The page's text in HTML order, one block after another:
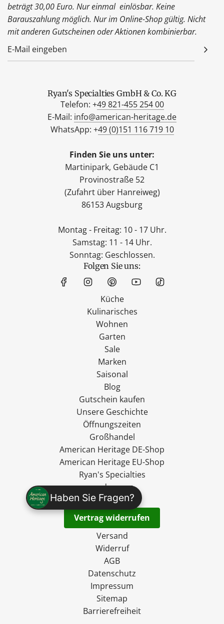
Haben Sie Fragen?
beträgt 30,00 Euro. Nur einmal einlösbar. Keine
Barauszahlung möglich. Nur im Online-Shop gültig. Nicht
mit anderen Gutscheinen oder Aktionen kombinierbar.
Ryan's Specialties GmbH & Co. KG
Telefon: +49 821-455 254 00
E-Mail: info@american-heritage.de
WhatsApp: +49 (0)151 116 719 10
Finden Sie uns unter:
Martinipark, Gebäude C1
Provinostraße 52
(Zufahrt über Hanreiweg)
86153 Augsburg
Montag - Freitag: 10 - 17 Uhr.
Samstag: 11 - 14 Uhr.
Sonntag: Geschlossen.
Folgen Sie uns:
Küche
Kulinarisches
Wohnen
Garten
Sale
Marken
Saisonal
Blog
Gutschein kaufen
Unsere Geschichte
Öffnungszeiten
Großhandel
American Heritage DE-Shop
American Heritage EU-Shop
Ryan's Specialties
madevegan
Kontakt
Vertrag widerrufen
Versand
Widerruf
AGB
Datenschutz
Impressum
Sitemap
Barrierefreiheit